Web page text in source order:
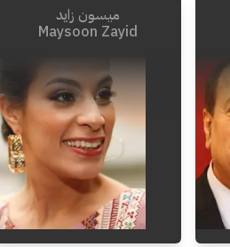
ميسون زايد
Maysoon Zayid